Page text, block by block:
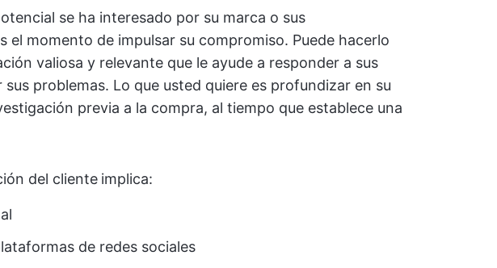
se ha interesado por su marca o sus
el momento de impulsar su compromiso. Puede hacerlo
valiosa y relevante que le ayude a responder a sus
problemas. Lo que usted quiere es profundizar en su
previa a la compra, al tiempo que establece una
del cliente implica:
de redes sociales